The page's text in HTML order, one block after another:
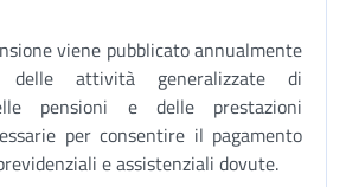
viene pubblicato annualmente
delle attività generalizzate di
pensioni e delle prestazioni
per consentire il pagamento
e assistenziali dovute.